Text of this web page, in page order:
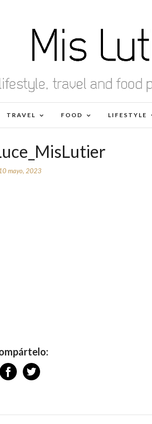
TRAVEL FOOD LIFESTYLE
mayo, 2023